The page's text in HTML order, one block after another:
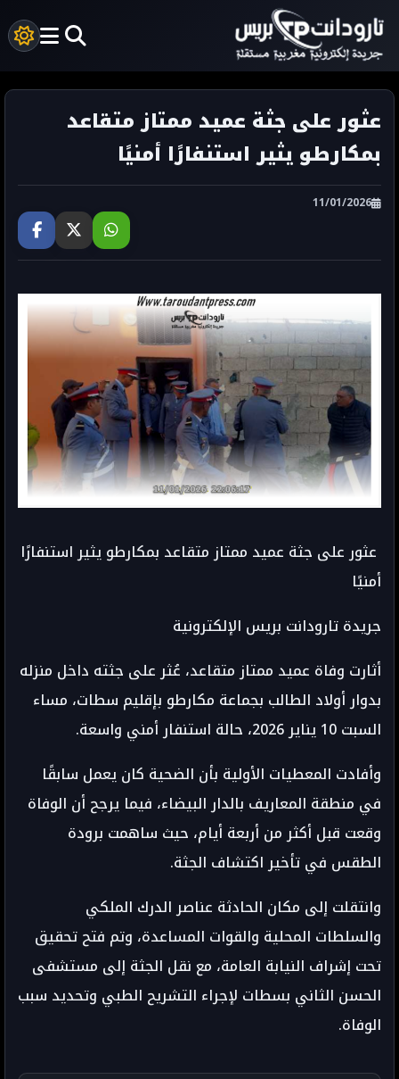
عثور على جثة عميد ممتاز متقاعد
بمكارطو يثير استنفارًا أمنيًا
11/01/2026
عثور على جثة عميد ممتاز متقاعد بمكارطو يثير استنفارًا
أمنيًا
جريدة تارودانت بريس الإلكترونية
أثارت وفاة عميد ممتاز متقاعد، عُثر على جثته داخل منزله
بدوار أولاد الطالب بجماعة مكارطو بإقليم سطات، مساء
السبت 10 يناير 2026، حالة استنفار أمني واسعة.
وأفادت المعطيات الأولية بأن الضحية كان يعمل سابقًا
في منطقة المعاريف بالدار البيضاء، فيما يرجح أن الوفاة
وقعت قبل أكثر من أربعة أيام، حيث ساهمت برودة
الطقس في تأخير اكتشاف الجثة.
وانتقلت إلى مكان الحادثة عناصر الدرك الملكي
والسلطات المحلية والقوات المساعدة، وتم فتح تحقيق
تحت إشراف النيابة العامة، مع نقل الجثة إلى مستشفى
الحسن الثاني بسطات لإجراء التشريح الطبي وتحديد سبب
الوفاة.